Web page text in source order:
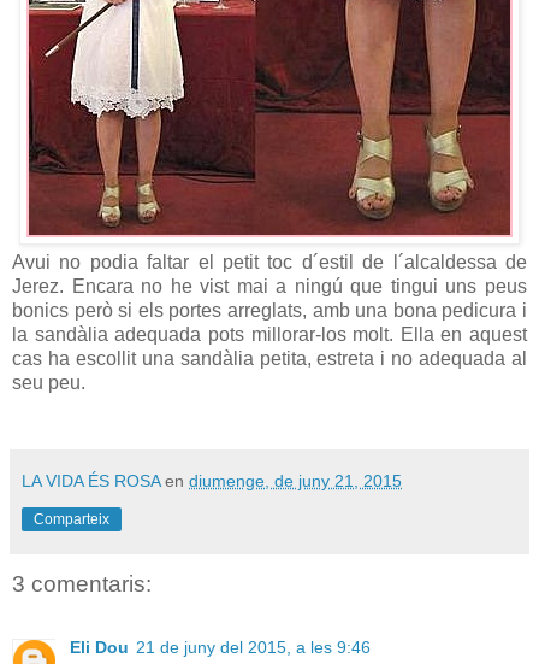
Avui no podia faltar el petit toc d´estil de l´alcaldessa de
Jerez. Encara no he vist mai a ningú que tingui uns peus
bonics però si els portes arreglats, amb una bona pedicura i
la sandàlia adequada pots millorar-los molt. Ella en aquest
cas ha escollit una sandàlia petita, estreta i no adequada al
seu peu.
LA VIDA ÉS ROSA en diumenge, de juny 21, 2015
Comparteix
3 comentaris:
Eli Dou 21 de juny del 2015, a les 9:46